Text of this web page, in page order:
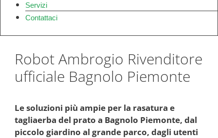
Servizi
Contattaci
Robot Ambrogio Rivenditore
ufficiale Bagnolo Piemonte
Le soluzioni più ampie per la rasatura e
tagliaerba del prato a Bagnolo Piemonte, dal
piccolo giardino al grande parco, dagli utenti